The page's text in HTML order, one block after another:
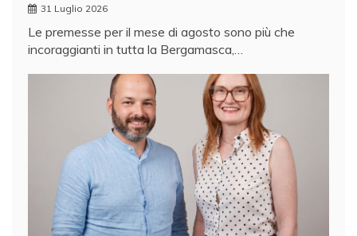
31 Luglio 2026
Le premesse per il mese di agosto sono più che
incoraggianti in tutta la Bergamasca,…